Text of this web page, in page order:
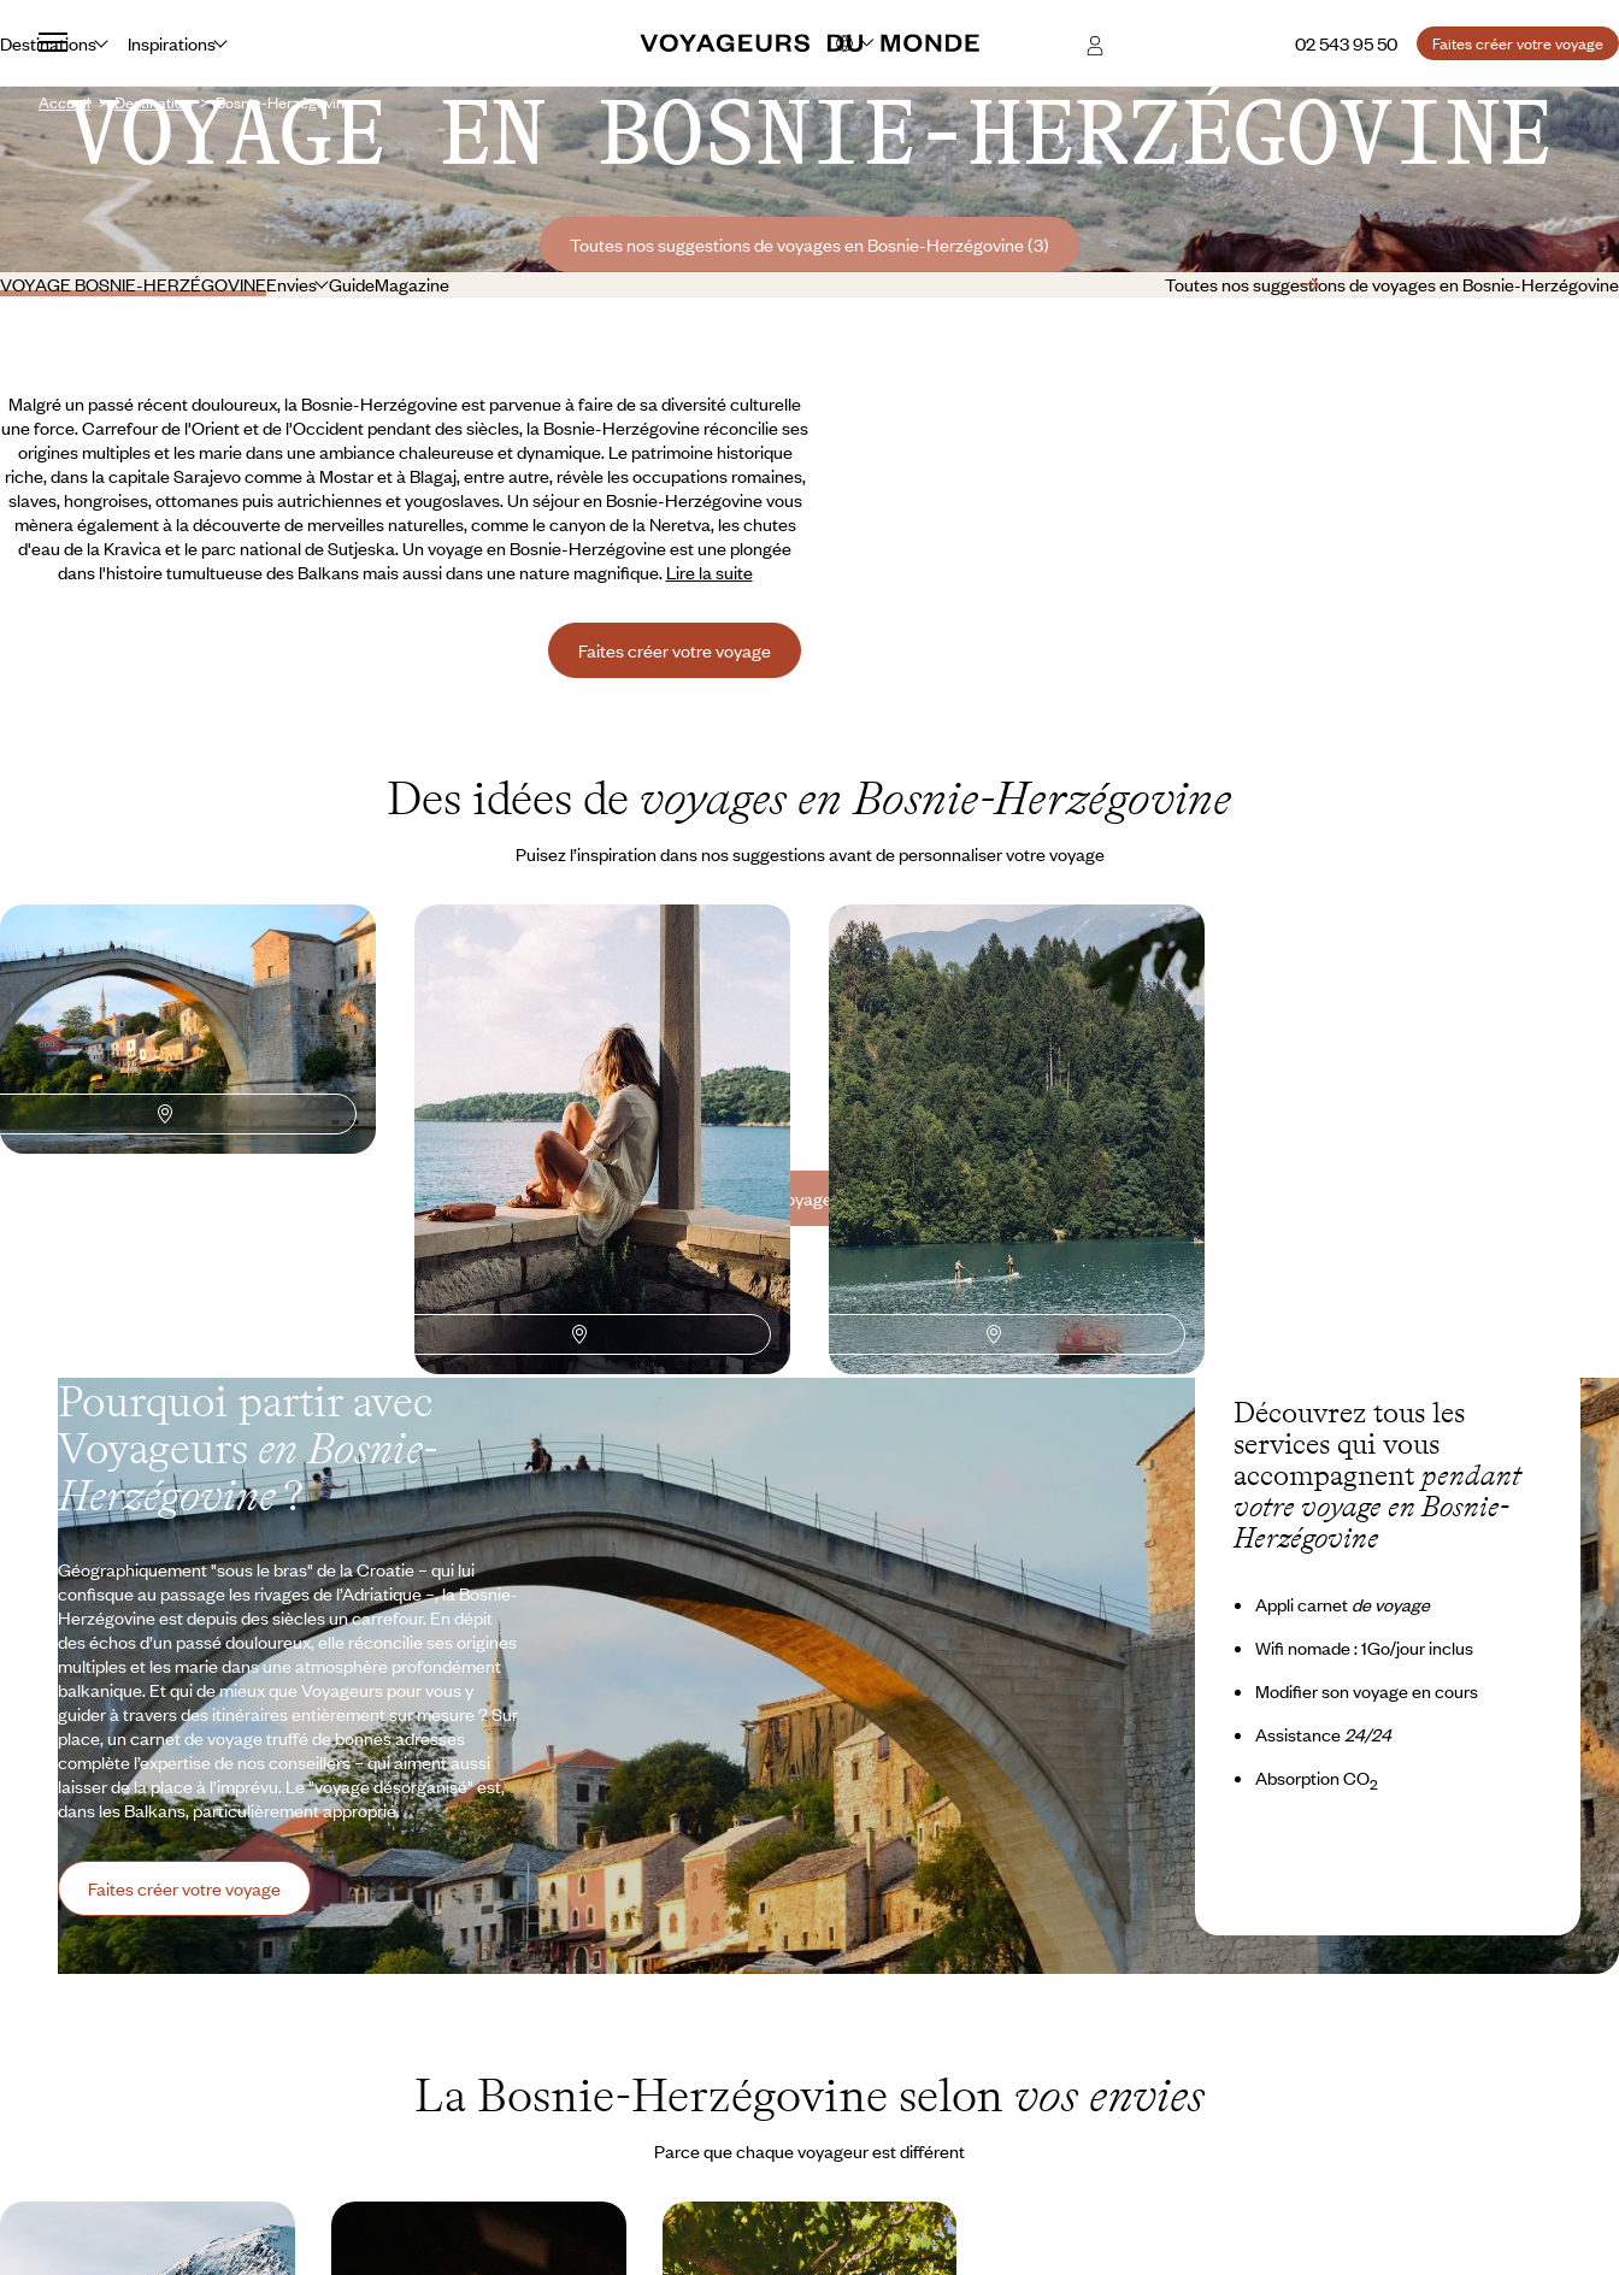
Destinations Inspirations 02 543 95 50 Faites créer votre voyage
Accueil Destination Bosnie-Herzégovine
VOYAGE EN BOSNIE-HERZÉGOVINE
Toutes nos suggestions de voyages en Bosnie-Herzégovine (3)
VOYAGE BOSNIE-HERZÉGOVINEEnvies GuideMagazine Toutes nos suggestions de voyages en Bosnie-Herzégovine
Malgré un passé récent douloureux, la Bosnie-Herzégovine est parvenue à faire de sa diversité culturelle
une force. Carrefour de l'Orient et de l'Occident pendant des siècles, la Bosnie-Herzégovine réconcilie ses
origines multiples et les marie dans une ambiance chaleureuse et dynamique. Le patrimoine historique
riche, dans la capitale Sarajevo comme à Mostar et à Blagaj, entre autre, révèle les occupations romaines,
slaves, hongroises, ottomanes puis autrichiennes et yougoslaves. Un séjour en Bosnie-Herzégovine vous
mènera également à la découverte de merveilles naturelles, comme le canyon de la Neretva,les chutes
d'eau de la Kravica et le parc national de Sutjeska. Un voyage en Bosnie-Herzégovine est une plongée
dans l'histoire tumultueuse des Balkans mais aussi dans une nature magnifique. Lire la suite
Faites créer votre voyage
Des idées de voyages en Bosnie-Herzégovine
Puisez l’inspiration dans nos suggestions avant de personnaliser votre voyage
Bosnie-Herzégovine - Clochers et
minarets dans les Balkans
Découvrir une incroyable richesse culturelle, née
de la rencontre des traditions chrétiennes, du
judaïsme et de l’islam
5 jours, de 1400 à 1800 €
Balkan Odissey - Sur les chemins du
Monténégro et de la Bosnie
Sillonner le Monténégro et la Bosnie, au volant et
en liberté, en quête de patrimoine et de nature à
grand spectacle : un road-trip buissonnier
10 jours, de 2200 à 2900 €
Balkans Transit - Slovénie, Croatie,
Bosnie et Monténégro en famille
Un road-trip à travers mer, montagnes et parcs
naturels, avec juste ce qu’il faut d’histoire pour
s’imprégner des Balkans
22 jours, de 4100 à 5500 €
Toutes nos suggestions de voyages en Bosnie-Herzégovine (3)
Pourquoi partir avec
Voyageurs en Bosnie-
Herzégovine?
Géographiquement "sous le bras" de la Croatie – qui lui
confisque au passage les rivages de l’Adriatique –, la Bosnie-
Herzégovine est depuis des siècles un carrefour. En dépit
des échos d’un passé douloureux, elle réconcilie ses origines
multiples et les marie dans une atmosphère profondément
balkanique. Et qui de mieux que Voyageurs pour vous y
guider à travers des itinéraires entièrement sur mesure ? Sur
place, un carnet de voyage truffé de bonnes adresses
complète l’expertise de nos conseillers – qui aiment aussi
laisser de la place à l’imprévu. Le "voyage désorganisé" est,
dans les Balkans, particulièrement approprié.
Faites créer votre voyage
Découvrez tous les
services qui vous
accompagnent pendant
votre voyage en Bosnie-
Herzégovine
Appli carnet de voyage
Wifi nomade : 1Go/jour inclus
Modifier son voyage en cours
Assistance24/24
Absorption CO2
La Bosnie-Herzégovine selon vos envies
Parce que chaque voyageur est différent